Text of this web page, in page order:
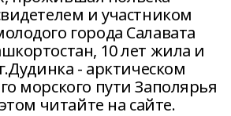
и участником
города Салавата
10 лет жила и
- арктическом
морского пути Заполярья
читайте на сайте.